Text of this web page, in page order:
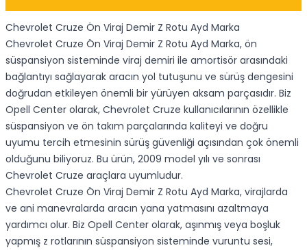
Chevrolet Cruze Ön Viraj Demir Z Rotu Ayd Marka
Chevrolet Cruze Ön Viraj Demir Z Rotu Ayd Marka, ön
süspansiyon sisteminde viraj demiri ile amortisör arasındaki
bağlantıyı sağlayarak aracın yol tutuşunu ve sürüş dengesini
doğrudan etkileyen önemli bir yürüyen aksam parçasıdır. Biz
Opell Center olarak, Chevrolet Cruze kullanıcılarının özellikle
süspansiyon ve ön takım parçalarında kaliteyi ve doğru
uyumu tercih etmesinin sürüş güvenliği açısından çok önemli
olduğunu biliyoruz. Bu ürün, 2009 model yılı ve sonrası
Chevrolet Cruze araçlara uyumludur.
Chevrolet Cruze Ön Viraj Demir Z Rotu Ayd Marka, virajlarda
ve ani manevralarda aracın yana yatmasını azaltmaya
yardımcı olur. Biz Opell Center olarak, aşınmış veya boşluk
yapmış z rotlarının süspansiyon sisteminde vuruntu sesi,